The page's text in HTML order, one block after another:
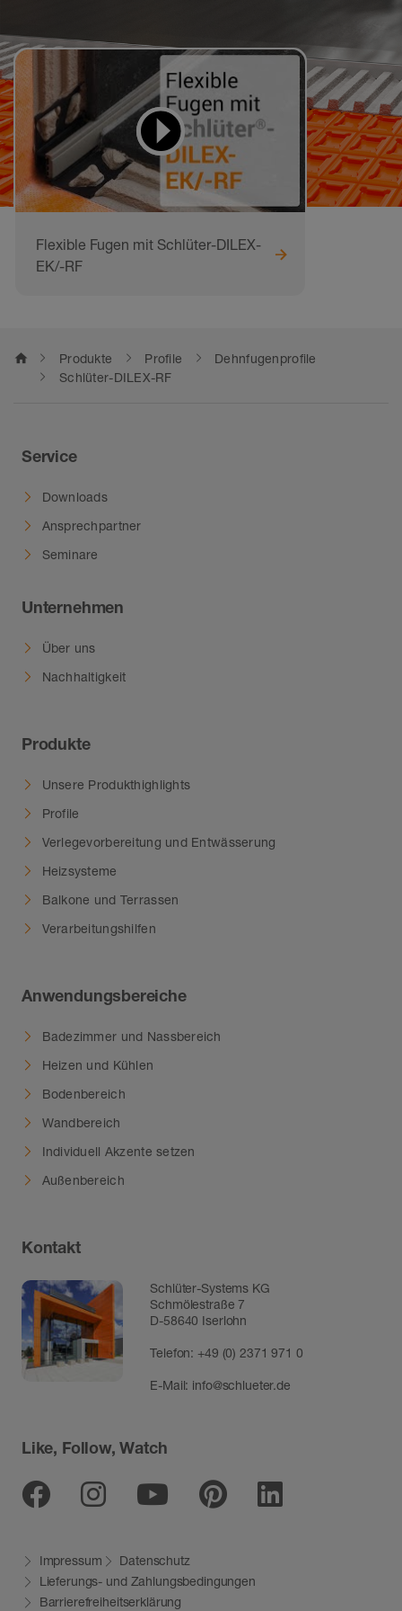
Videos zum Lernen
und Nachmachen
Flexible Fugen mit Schlüter-DILEX-
EK/-RF
home Produkte Profile
Dehnfugenprofile
Schlüter-DILEX-RF
Service
Downloads
Ansprechpartner
Seminare
Unternehmen
Über uns
Nachhaltigkeit
Produkte
Unsere Produkthighlights
Profile
Verlegevorbereitung und Entwässerung
Heizsysteme
Balkone und Terrassen
Verarbeitungshilfen
Anwendungsbereiche
Badezimmer und Nassbereich
Heizen und Kühlen
Bodenbereich
Wandbereich
Individuell Akzente setzen
Außenbereich
Kontakt
Schlüter-Systems KG
Schmölestraße 7
D-58640 Iserlohn
Telefon:+49 (0) 2371 971 0
E-Mail: info@schlueter.de
Like, Follow, Watch
Facebook
InstagramYoutube
PinterestLinkedin
Impressum
Datenschutz
Lieferungs- und Zahlungsbedingungen
Barrierefreiheitserklärung